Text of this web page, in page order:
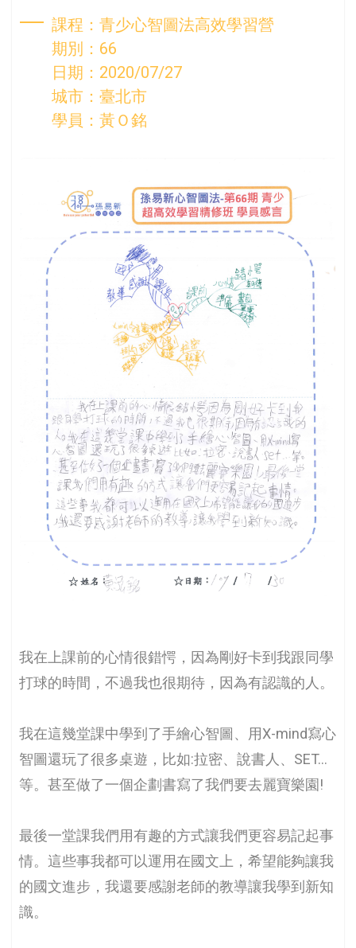
課程：青少心智圖法高效學習營
期別：66
日期：2020/07/27
城市：臺北市
學員：黃Ｏ銘
我在上課前的心情很錯愕，因為剛好卡到我跟同學
打球的時間，不過我也很期待，因為有認識的人。
我在這幾堂課中學到了手繪心智圖、用X-mind寫心
智圖還玩了很多桌遊，比如:拉密、說書人、SET…
等。甚至做了一個企劃書寫了我們要去麗寶樂園!
最後一堂課我們用有趣的方式讓我們更容易記起事
情。這些事我都可以運用在國文上，希望能夠讓我
的國文進步，我還要感謝老師的教導讓我學到新知
識。